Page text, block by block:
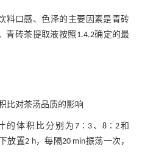
料口感、色泽的主要因素是青砖
青砖茶提取液按照1.4.2确定的最
比对茶汤品质的影响
的体积比分别为7∶3、8∶2和
置2 h，每隔20 min振荡一次，